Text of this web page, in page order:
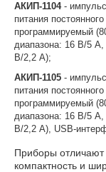
АКИП-1104-
питания постоянного
программируемый
диапазона: 16 В/5
В/2,2 А);
АКИП-1105 -
питания постоянного
программируемый
диапазона: 16 В/5
В/2,2 А), USB-
Приборы отличают
компактность и